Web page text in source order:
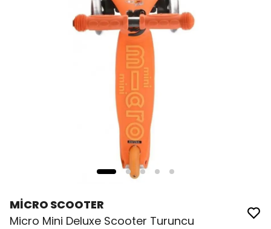
MİCRO SCOOTER
Micro Mini Deluxe Scooter Turuncu